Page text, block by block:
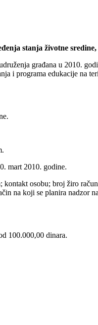
stanja životne sredine,
građana u 2010.
i programa edukacije na
mart 2010. godine.
kontakt osobu; broj žiro
na koji se planira nadzor
100.000,00 dinara.